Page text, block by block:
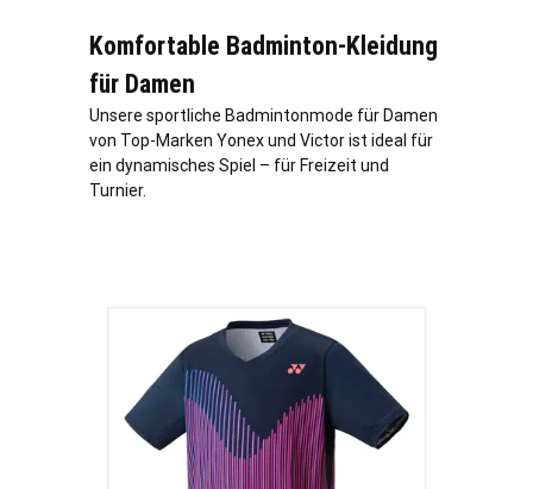
Komfortable Badminton-Kleidung
für Damen
Unsere sportliche Badmintonmode für Damen
von Top-Marken Yonex und Victor ist ideal für
ein dynamisches Spiel – für Freizeit und
Turnier.